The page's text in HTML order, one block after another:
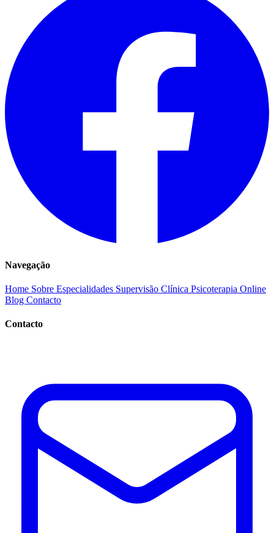
Navegação
Home Sobre Especialidades Supervisão Clínica Psicoterapia Online
Blog Contacto
Contacto